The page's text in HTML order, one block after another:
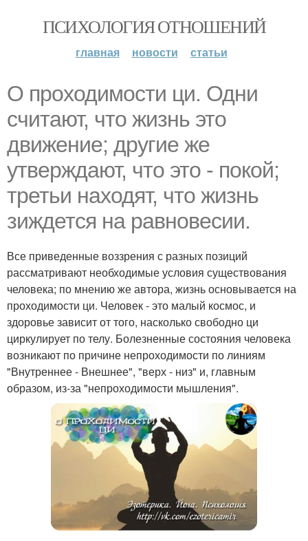
ПСИХОЛОГИЯ ОТНОШЕНИЙ
главная новости статьи
О проходимости ци. Одни
считают, что жизнь это
движение; другие же
утверждают, что это - покой;
третьи находят, что жизнь
зиждется на равновесии.
Все приведенные воззрения с разных позиций
рассматривают необходимые условия существования
человека; по мнению же автора, жизнь основывается на
проходимости ци. Человек - это малый космос, и
здоровье зависит от того, насколько свободно ци
циркулирует по телу. Болезненные состояния человека
возникают по причине непроходимости по линиям
"Внутреннее - Внешнее", "верх - низ" и, главным
образом, из-за "непроходимости мышления".